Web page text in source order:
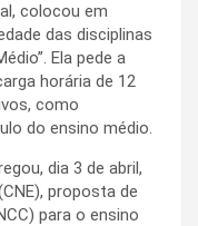
colocou em
das disciplinas
Ela pede a
horária de 12
como
do ensino médio.
dia 3 de abril,
proposta de
para o ensino